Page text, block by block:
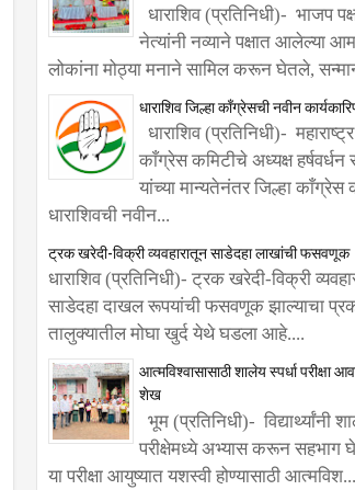
धाराशिव (प्रतिनिधी)- भाजप
नेत्यांनी नव्याने पक्षात आलेल्या
लोकांना मोठ्या मनाने सामिल करून घेतले,
धाराशिव जिल्हा काँग्रेसची नवीन
धाराशिव (प्रतिनिधी)-
काँग्रेस कमिटीचे अध्यक्ष
यांच्या मान्यतेनंतर जिल्हा काँग्रेस
धाराशिवची नवीन...
ट्रक खरेदी-विक्री व्यवहारातून साडेदहा लाखांची फसवणूक
धाराशिव (प्रतिनिधी)- ट्रक खरेदी-विक्री
साडेदहा दाखल रूपयांची फसवणूक झाल्याचा
तालुक्यातील मोघा खुर्द येथे घडला आहे....
आत्मविश्वासासाठी शालेय स्पर्धा परीक्षा
शेख
भूम (प्रतिनिधी)- विद्यार्थ्यांनी
परीक्षेमध्ये अभ्यास करून सहभाग
या परीक्षा आयुष्यात यशस्वी होण्यासाठी आत्मविश...